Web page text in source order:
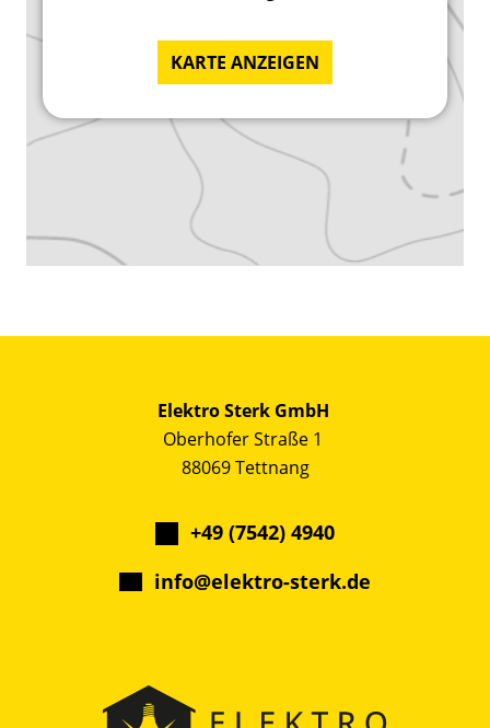
KARTE ANZEIGEN
Elektro Sterk GmbH
Oberhofer Straße 1
88069 Tettnang
+49 (7542) 4940
info@elektro-sterk.de